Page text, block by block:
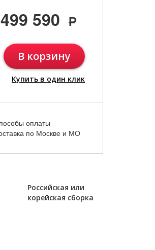
499 590 Р
В корзину
Купить в один клик
оплаты
по Москве и МО
Российская или
корейская сборка